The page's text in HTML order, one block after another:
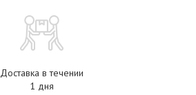
Доставка в течении
1 дня